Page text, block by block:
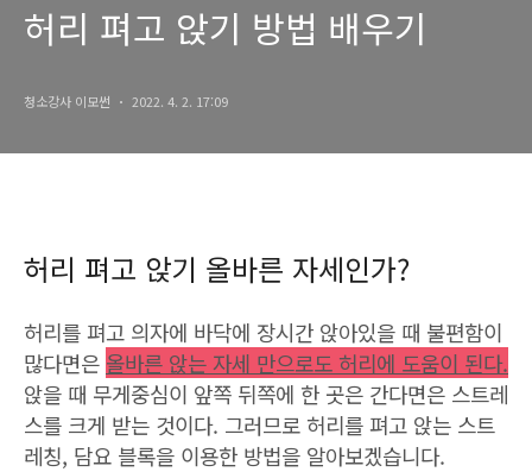
허리 펴고 앉기 방법 배우기
청소강사 이모썬 2022. 4. 2. 17:09
허리 펴고 앉기 올바른 자세인가?
허리를 펴고 의자에 바닥에 장시간 앉아있을 때 불편함이
많다면은 올바른 앉는 자세 만으로도 허리에 도움이 된다.
앉을 때 무게중심이 앞쪽 뒤쪽에 한 곳은 간다면은 스트레
스를 크게 받는 것이다. 그러므로 허리를 펴고 앉는 스트
레칭, 담요 블록을 이용한 방법을 알아보겠습니다.